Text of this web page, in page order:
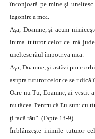
înconjoară pe mine şi
izgonire a mea.
Aşa, Doamne, şi acum
inima tuturor celor ce mă
uneltesc răul împotriva mea.
Aşa, Doamne, şi astăzi pune
asupra tuturor celor ce se ridică
Oare nu Tu, Doamne, ai vestit
nu tăcea. Pentru că Eu sunt cu
ţi facă rău”. (Fapte 18-9)
Îmblânzeşte inimile tuturor